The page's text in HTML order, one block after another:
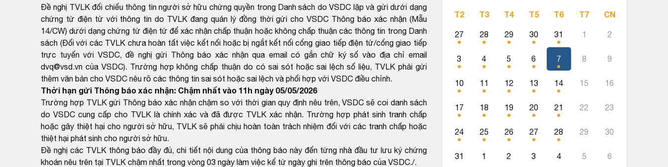
Đề nghị TVLK đối chiếu thông tin người sở hữu chứng quyền trong Danh sách do VSDC lập và gửi dưới dạng
chứng từ điện tử với thông tin do TVLK đang quản lý đồng thời gửi cho VSDC Thông báo xác nhận (Mẫu
14/CW) dưới dạng chứng từ điện tử để xác nhận chấp thuận hoặc không chấp thuận các thông tin trong Danh
sách (Đối với các TVLK chưa hoàn tất việc kết nối hoặc bị ngắt kết nối cổng giao tiếp điện tử/cổng giao tiếp
trực tuyến với VSDC, đề nghị gửi Thông báo xác nhận qua email có gắn chữ ký số vào địa chỉ email
dvq@vsd.vn của VSDC). Trường hợp không chấp thuận do có sai sót hoặc sai lệch số liệu, TVLK phải gửi
thêm văn bản cho VSDC nêu rõ các thông tin sai sót hoặc sai lệch và phối hợp với VSDC điều chỉnh.
Thời hạn gửi Thông báo xác nhận: Chậm nhất vào 11h ngày 05/05/2026
Trường hợp TVLK gửi Thông báo xác nhận chậm so với thời gian quy định nêu trên, VSDC sẽ coi danh sách
do VSDC cung cấp cho TVLK là chính xác và đã được TVLK xác nhận. Trường hợp phát sinh tranh chấp
hoặc gây thiệt hại cho người sở hữu, TVLK sẽ phải chịu hoàn toàn trách nhiệm đối với các tranh chấp hoặc
thiệt hại phát sinh cho người sở hữu.
Đề nghị các TVLK thông báo đầy đủ, chi tiết nội dung của thông báo này đến từng nhà đầu tư lưu ký chứng
khoán nêu trên tại TVLK chậm nhất trong vòng 03 ngày làm việc kể từ ngày ghi trên thông báo của VSDC./.
T2 T3 T4 T5 T6 T7 CN
27 28 29 30 31 1 2
3 4 5 6 7 8 9
10 11 12 13 14 15 16
17 18 19 20 21 22 23
24 25 26 27 28 29 30
31 1 2 3 4 5 6